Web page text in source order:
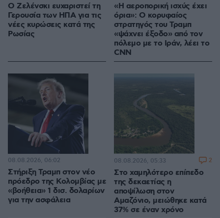
Ο Ζελένσκι ευχαριστεί τη
Γερουσία των ΗΠΑ για τις
νέες κυρώσεις κατά της
Ρωσίας
«Η αεροπορική ισχύς έχει
όρια»: Ο κορυφαίος
στρατηγός του Τραμπ
«ψάχνει έξοδο» από τον
πόλεμο με το Ιράν, λέει το
CNN
Στήριξη Τραμπ στον νέο
πρόεδρο της Κολομβίας με
«βοήθεια» 1 δισ. δολαρίων
για την ασφάλεια
08.08.2026, 06:02
Στο χαμηλότερο επίπεδο
της δεκαετίας η
αποψίλωση στον
Αμαζόνιο, μειώθηκε κατά
37% σε έναν χρόνο
08.08.2026, 05:33 2